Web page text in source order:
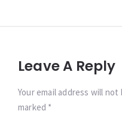
Leave A Reply
Your email address will
marked *